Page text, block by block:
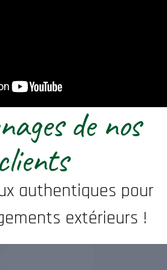
de nos
clients
authentiques pour
extérieurs !